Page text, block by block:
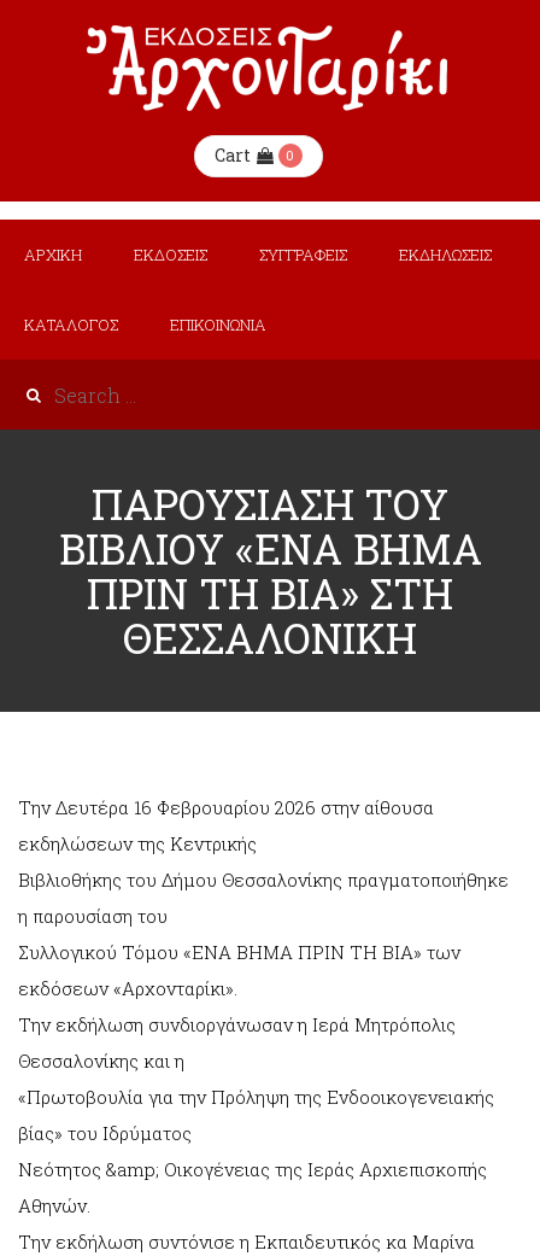
Cart 0
ΑΡΧΙΚΗ ΕΚΔΟΣΕΙΣ ΣΥΓΓΡΑΦΕΙΣ ΕΚΔΗΛΩΣΕΙΣ
ΚΑΤΑΛΟΓΟΣ ΕΠΙΚΟΙΝΩΝΙΑ
ΠΑΡΟΥΣΙΑΣΗ ΤΟΥ
ΒΙΒΛΙΟΥ «ΕΝΑ ΒΗΜΑ
ΠΡΙΝ ΤΗ ΒΙΑ» ΣΤΗ
ΘΕΣΣΑΛΟΝΙΚΗ
Την Δευτέρα 16 Φεβρουαρίου 2026 στην αίθουσα
εκδηλώσεων της Κεντρικής
Βιβλιοθήκης του Δήμου Θεσσαλονίκης πραγματοποιήθηκε
η παρουσίαση του
Συλλογικού Τόμου «ΕΝΑ ΒΗΜΑ ΠΡΙΝ ΤΗ ΒΙΑ» των
εκδόσεων «Αρχονταρίκι».
Την εκδήλωση συνδιοργάνωσαν η Ιερά Μητρόπολις
Θεσσαλονίκης και η
«Πρωτοβουλία για την Πρόληψη της Ενδοοικογενειακής
βίας» του Ιδρύματος
Νεότητος &amp; Οικογένειας της Ιεράς Αρχιεπισκοπής
Αθηνών.
Την εκδήλωση συντόνισε η Εκπαιδευτικός κα Μαρίνα